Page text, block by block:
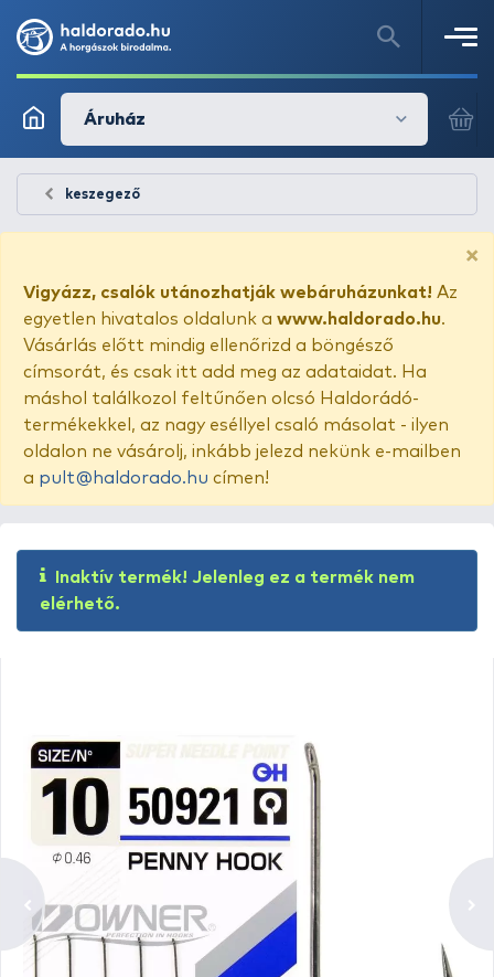
Áruház
keszegező
×
Vigyázz, csalók utánozhatják webáruházunkat! Az
egyetlen hivatalos oldalunk a www.haldorado.hu.
Vásárlás előtt mindig ellenőrizd a böngésző
címsorát, és csak itt add meg az adataidat. Ha
máshol találkozol feltűnően olcsó Haldorádó-
termékekkel, az nagy eséllyel csaló másolat - ilyen
oldalon ne vásárolj, inkább jelezd nekünk e-mailben
a pult@haldorado.hu címen!
Inaktív termék! Jelenleg ez a termék nem
elérhető.